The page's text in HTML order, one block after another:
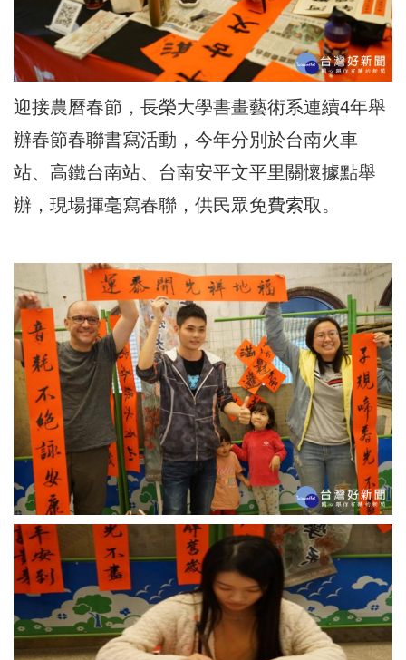
迎接農曆春節，長榮大學書畫藝術系連續4年舉
辦春節春聯書寫活動，今年分別於台南火車
站、高鐵台南站、台南安平文平里關懷據點舉
辦，現場揮毫寫春聯，供民眾免費索取。